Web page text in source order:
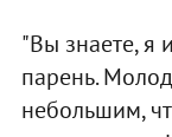
"Вы знаете, я
парень.
небольшим,